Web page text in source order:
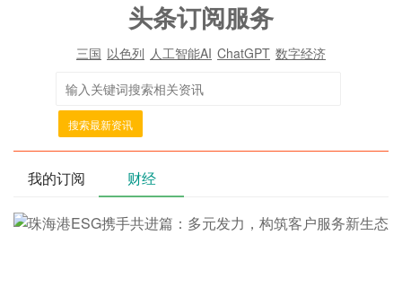
头条订阅服务
三国 以色列 人工智能AI ChatGPT 数字经济
搜索最新资讯
我的订阅 财经